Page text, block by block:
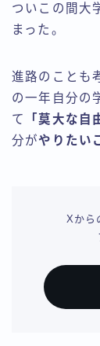
ついこの間大
まった。
進路のことも
の一年自分の
て
「莫大な
分がやりたい
Xから